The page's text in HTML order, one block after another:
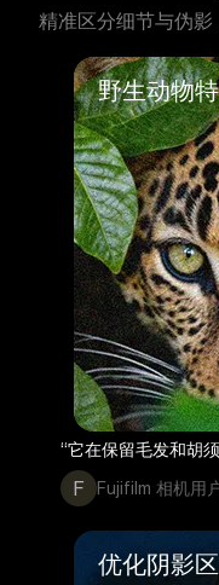
精准区分细节与伪影
野生动物
“它在保留毛发和胡
F Fujifilm 相机用
优化阴影